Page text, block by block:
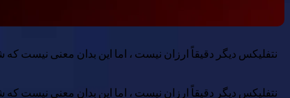
نتفلیکس دیگر دقیقاً ارزان نیست ، اما این بدان معنی نیست که شما باید دلار
نتفلیکس دیگر دقیقاً ارزان نیست ، اما این بدان معنی نیست که شما باید دلار